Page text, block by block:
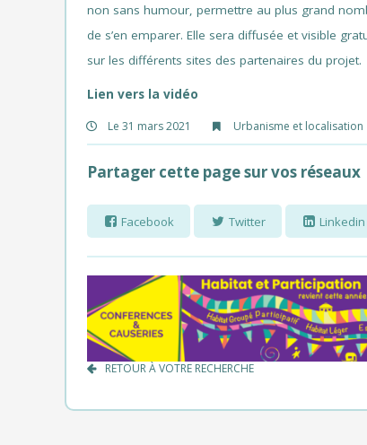
non sans humour, permettre au plus grand
de s’en emparer. Elle sera diffusée et visible
sur les différents sites des partenaires du projet.
Lien vers la vidéo
Le 31 mars 2021 Urbanisme et localisation
Partager cette page sur vos réseaux
Facebook Twitter Linkedin
RETOUR À VOTRE RECHERCHE